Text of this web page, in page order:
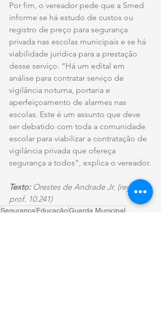
Por fim, o vereador pede que a Smed
informe se há estudo de custos ou
registro de preço para segurança
privada nas escolas municipais e se há
viabilidade jurídica para a prestação
desse serviço. “Há um edital em
análise para contratar serviço de
vigilância noturna, portaria e
aperfeiçoamento de alarmes nas
escolas. Este é um assunto que deve
ser debatido com toda a comunidade
escolar para viabilizar a contratação de
vigilância privada que ofereça
segurança a todos”, explica o vereador.
Texto: Orestes de Andrade Jr. (reg.
prof. 10.241)
Segurança EducaçãoGuarda Municipal